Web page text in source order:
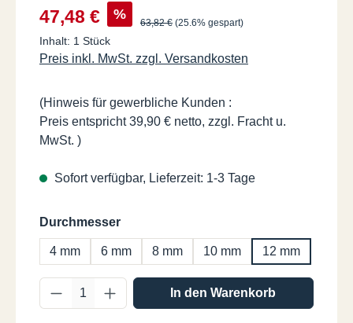
Verkaufspreis:
47,48 € % Regulärer Preis:
63,82 € (25.6% gespart)
Inhalt: 1 Stück
Preis inkl. MwSt. zzgl. Versandkosten
(Hinweis für gewerbliche Kunden :
Preis entspricht 39,90 € netto, zzgl. Fracht u.
MwSt. )
Sofort verfügbar, Lieferzeit: 1-3 Tage
Durchmesserauswählen
4 mm 6 mm 8 mm 10 mm 12 mm
Produkt Anzahl: Gib den gewünschten
In den Warenkorb